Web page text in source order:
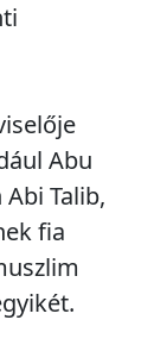
Abu
Talib,
fia